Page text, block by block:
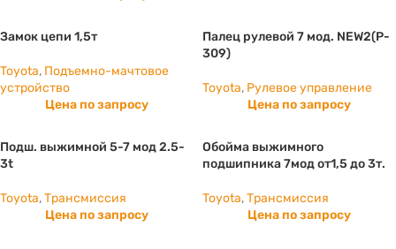
Замок цепи 1,5т
Toyota, Подъемно-мачтовое
устройство
Цена по запросу
Палец рулевой 7 мод. NEW2(P-
309)
Toyota, Рулевое управление
Цена по запросу
Подш. выжимной 5-7 мод 2.5-
3t
Toyota,Трансмиссия
Цена по запросу
Обойма выжимного
подшипника 7мод от1,5 до 3т.
Toyota,Трансмиссия
Цена по запросу